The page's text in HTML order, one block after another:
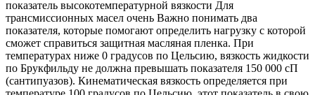
показатель высокотемпературной вязкости Для
трансмиссионных масел очень Важно понимать два
показателя, которые помогают определить нагрузку с которой
сможет справиться защитная масляная пленка. При
температурах ниже 0 градусов по Цельсию, вязкость жидкости
по Брукфильду не должна превышать показателя 150 000 сП
(сантипуазов). Кинематическая вязкость определяется при